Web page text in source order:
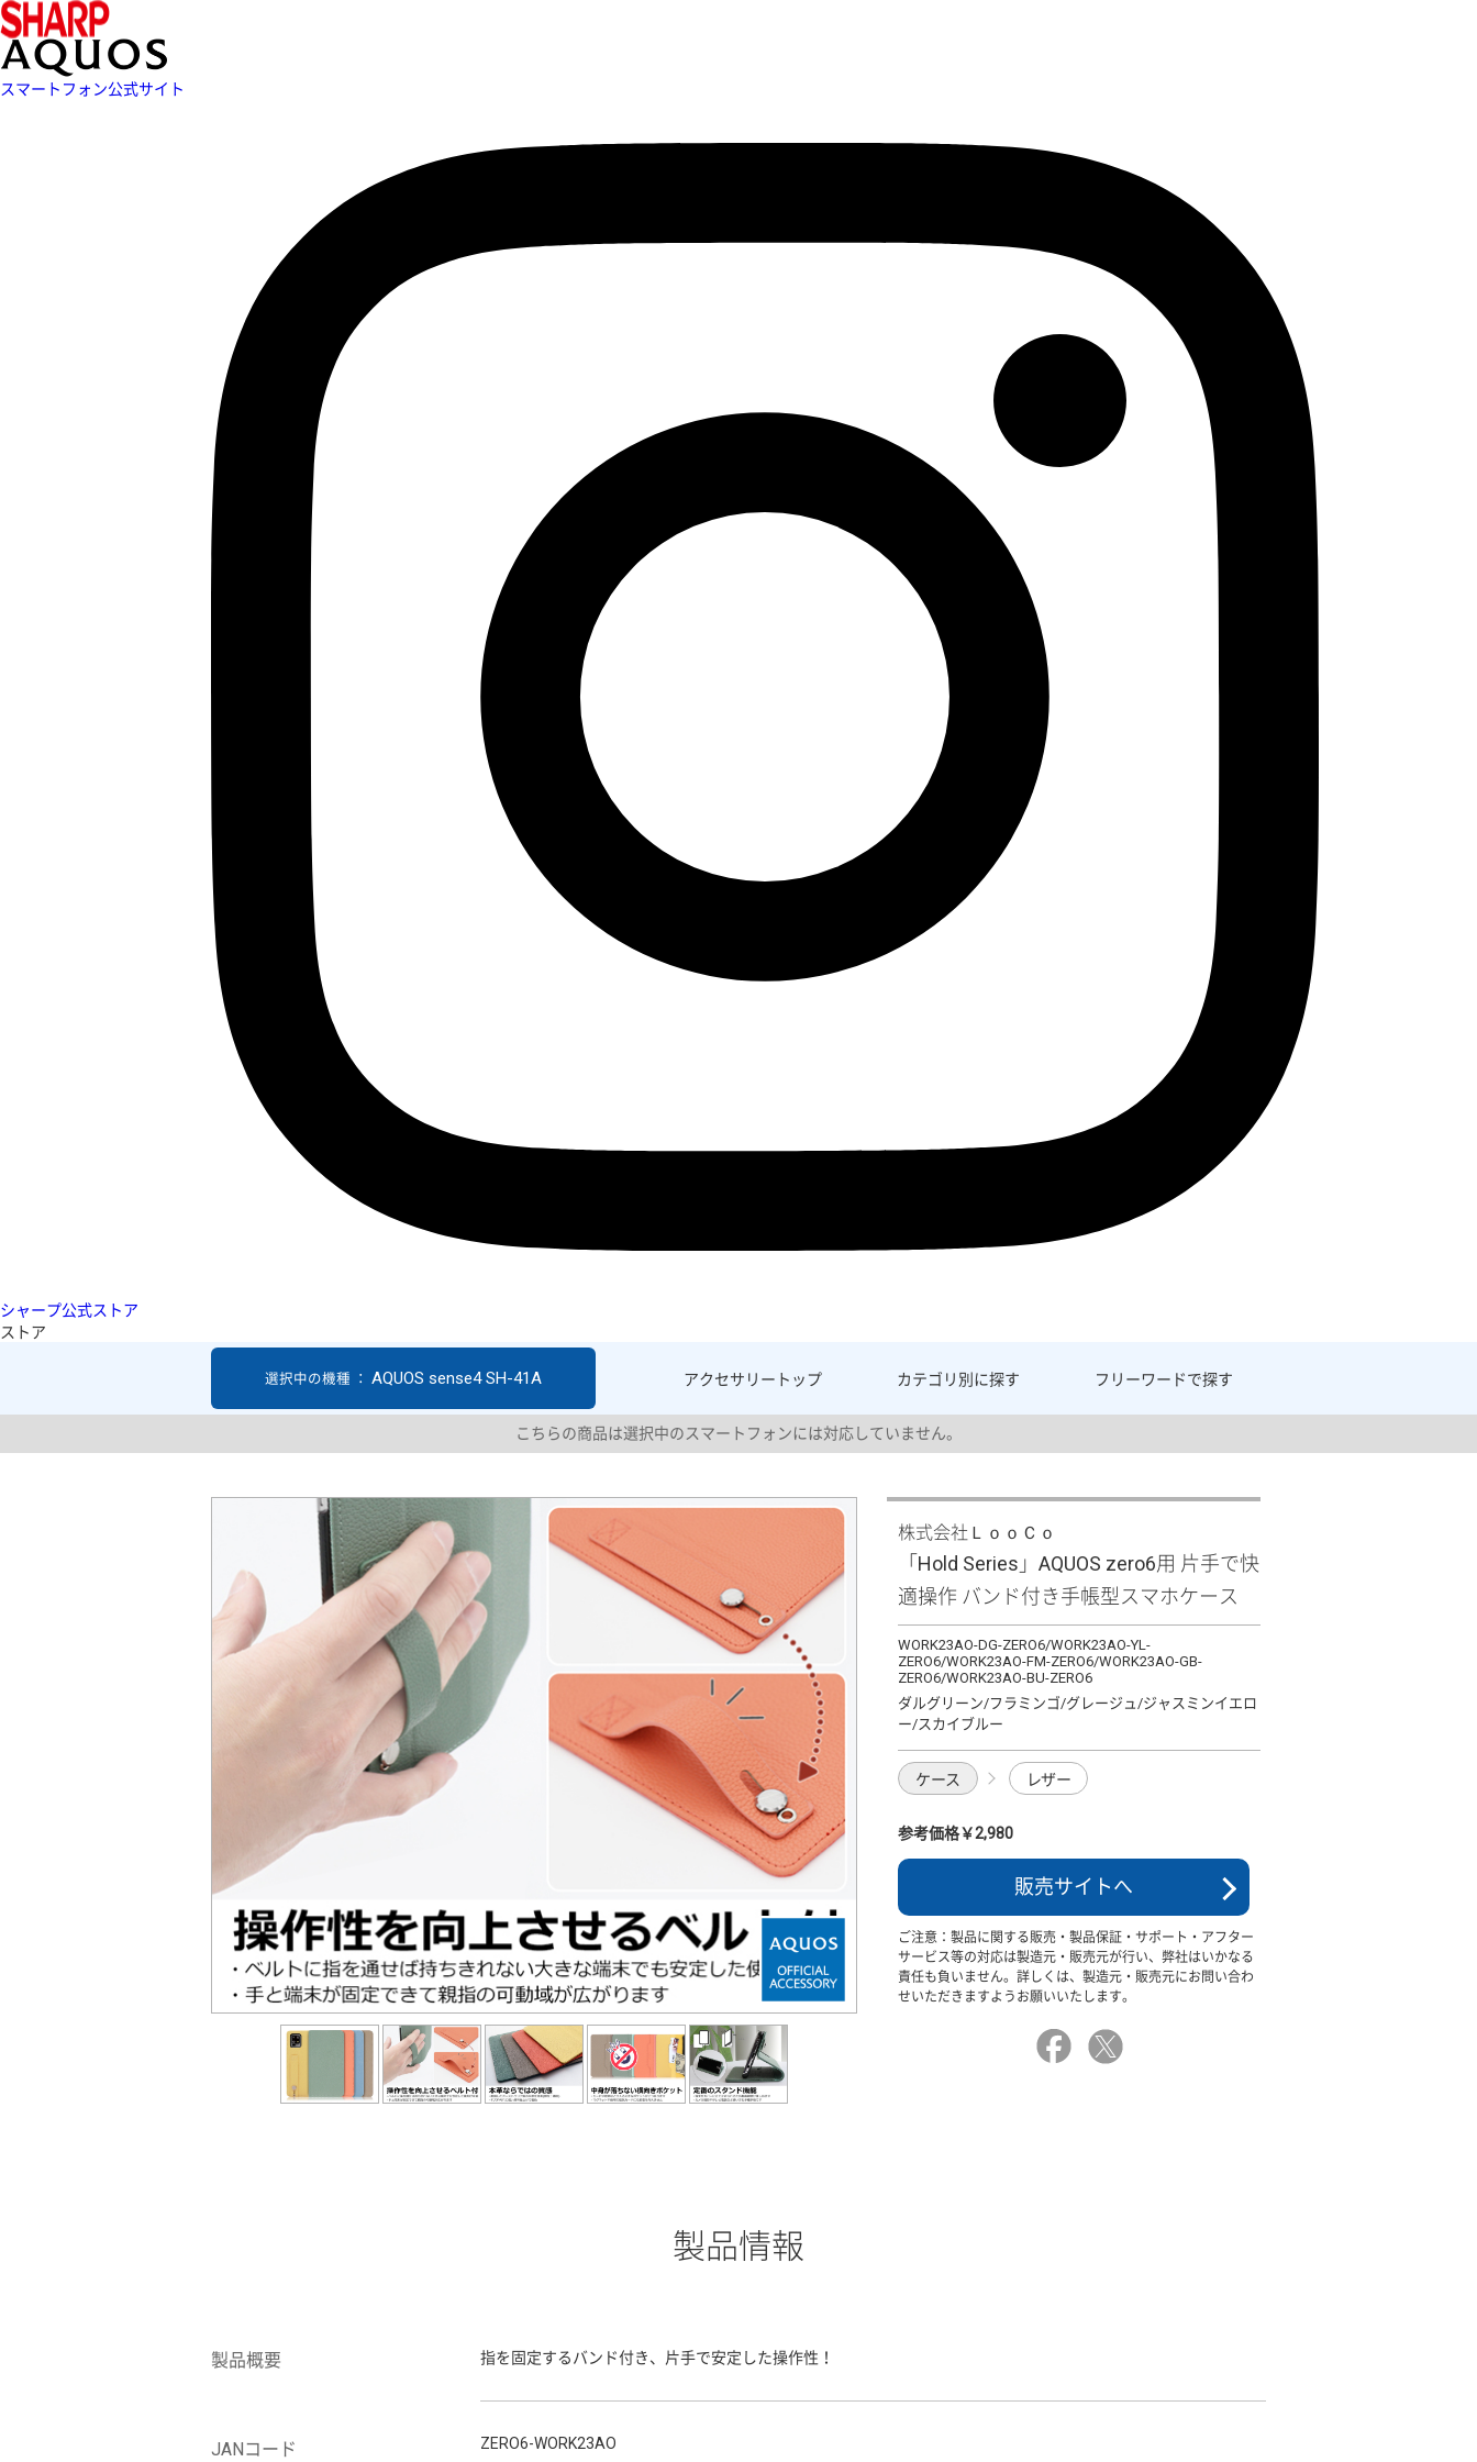
スマートフォン公式サイト
シャープ公式ストア
ストア
アクセサリー トップ カテゴリ別に探す フリーワードで探す
選択中の機種 ： AQUOS sense4 SH-41A
こちらの商品は選択中のスマートフォンには対応していません。
株式会社ＬｏｏＣｏ
「Hold Series」AQUOS zero6用 片手で快
適操作 バンド付き手帳型スマホケース
WORK23AO-DG-ZERO6/WORK23AO-YL-
ZERO6/WORK23AO-FM-ZERO6/WORK23AO-GB-
ZERO6/WORK23AO-BU-ZERO6
ダルグリーン/フラミンゴ/グレージュ/ジャスミンイエロ
ー/スカイブルー
ケース レザー
参考価格￥2,980
販売サイトへ
ご注意：製品に関する販売・製品保証・サポート・アフター
サービス等の対応は製造元・販売元が行い、弊社はいかなる
責任も負いません。詳しくは、製造元・販売元にお問い合わ
せいただきますようお願いいたします。
製品情報
製品概要 指を固定するバンド付き、片手で安定した操作性！
JANコード ZERO6-WORK23AO